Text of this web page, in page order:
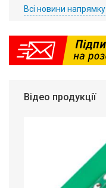
Всі новини напрямку
Відео продукції